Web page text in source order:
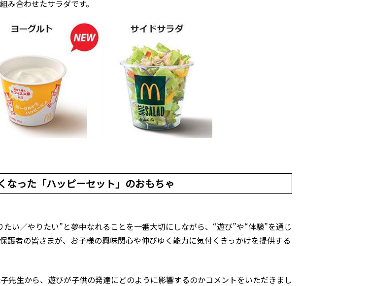
み合わせたサラダです。
った「ハッピーセット」のおもちゃ
い／やりたい”と夢中なれることを一番大切にしながら、“遊び”や“体験”を通じ
護者の皆さまが、お子様の興味関心や伸びゆく能力に気付くきっかけを提供する
生から、遊びが子供の発達にどのように影響するのかコメントをいただきまし